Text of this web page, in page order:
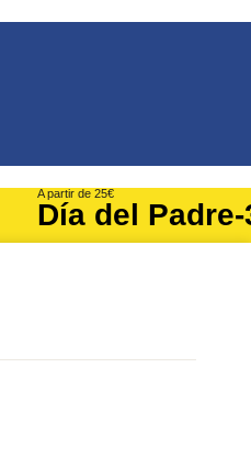
A partir de 25€
Día del Padre